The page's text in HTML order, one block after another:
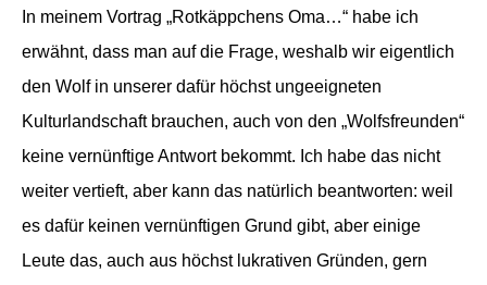
In meinem Vortrag „Rotkäppchens Oma…“ habe ich
erwähnt, dass man auf die Frage, weshalb wir eigentlich
den Wolf in unserer dafür höchst ungeeigneten
Kulturlandschaft brauchen, auch von den „Wolfsfreunden“
keine vernünftige Antwort bekommt. Ich habe das nicht
weiter vertieft, aber kann das natürlich beantworten: weil
es dafür keinen vernünftigen Grund gibt, aber einige
Leute das, auch aus höchst lukrativen Gründen, gern